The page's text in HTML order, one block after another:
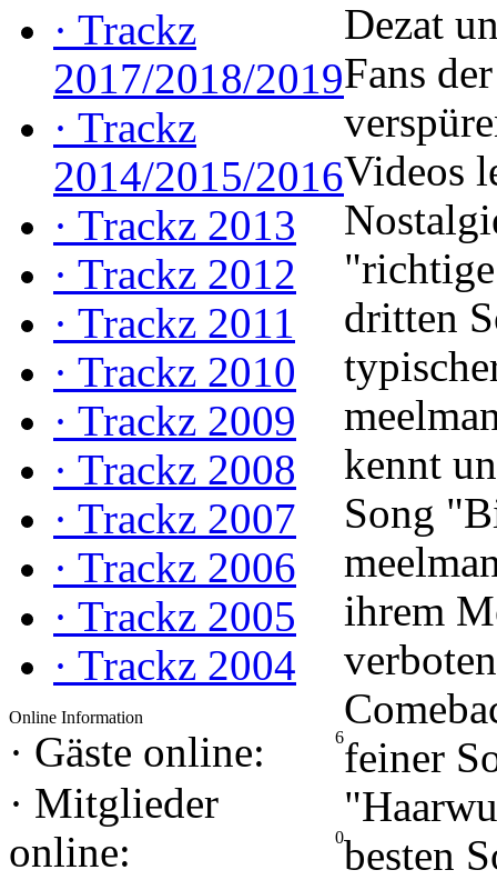
· Trackz
2017/2018/2019
· Trackz
2014/2015/2016
· Trackz 2013
· Trackz 2012
· Trackz 2011
· Trackz 2010
· Trackz 2009
· Trackz 2008
· Trackz 2007
· Trackz 2006
· Trackz 2005
· Trackz 2004
Online Information
· Gäste online: 6
· Mitglieder
online:
0
Dezat
Fans
Videos
dritten
kennt
Song
ihrem
feiner
besten